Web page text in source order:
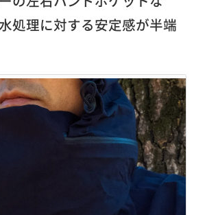
処理に対する安定感が半端